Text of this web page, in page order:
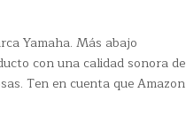
Yamaha. Más abajo
con una calidad sonora de
Ten en cuenta que Amazon